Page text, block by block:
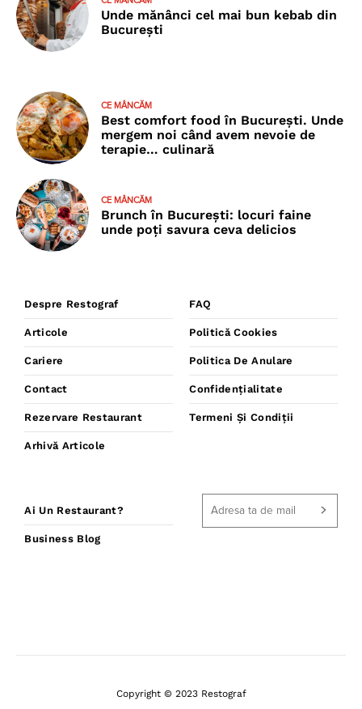
Unde mănânci cel mai bun kebab din
București
CE MÂNCĂM
Best comfort food în București. Unde
mergem noi când avem nevoie de
terapie… culinară
CE MÂNCĂM
Brunch în București: locuri faine
unde poţi savura ceva delicios
Despre Restograf
Articole
Cariere
Contact
Rezervare Restaurant
Arhivă Articole
FAQ
Politică Cookies
Politica De Anulare
Confidențialitate
Termeni Și Condiții
Ai Un Restaurant?
Business Blog
Copyright © 2023 Restograf